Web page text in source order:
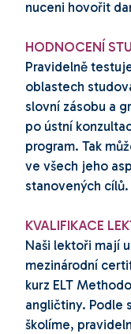
nuceni hovořit
HODNOCENÍ
Pravidelně
oblastech
slovní zásobu a
po ústní
program. Tak
ve všech jeho
stanovených cílů.
KVALIFIKACE
Naši lektoři mají
mezinárodní
kurz ELT
angličtiny. Podle
školíme,